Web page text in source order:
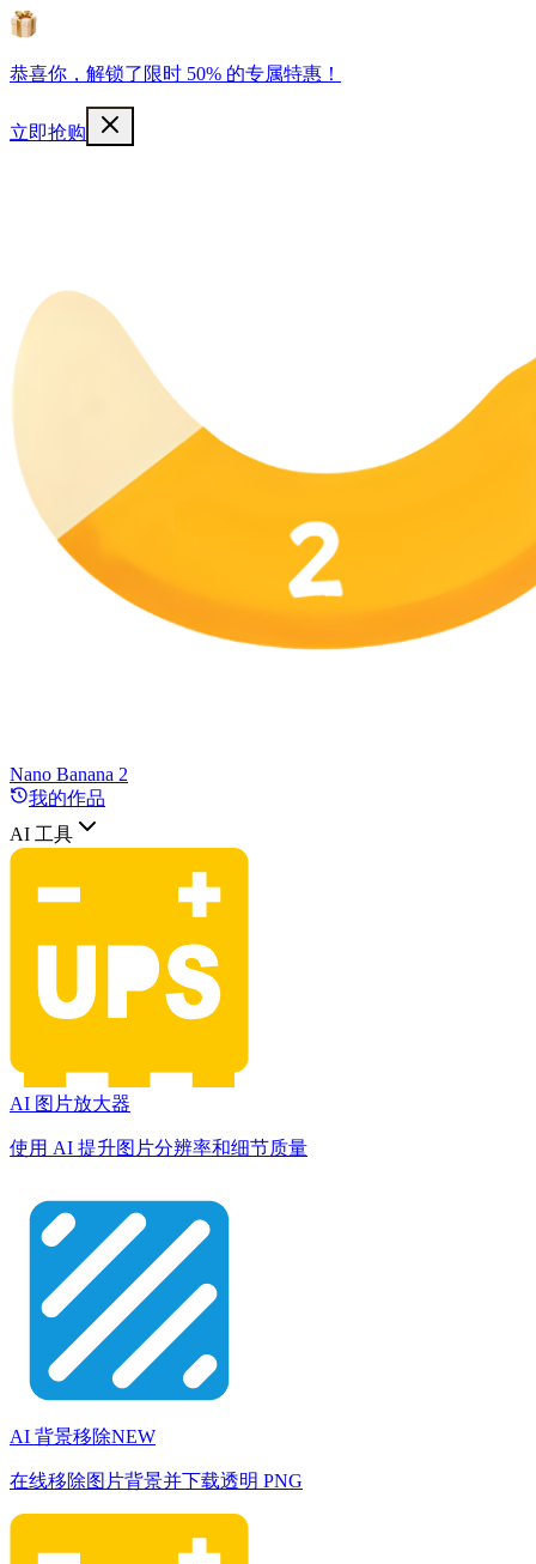
恭喜你，解锁了限时 50% 的专属特惠！
立即抢购
Nano Banana 2
我的作品
AI 工具
AI 图片放大器
使用 AI 提升图片分辨率和细节质量
AI 背景移除NEW
在线移除图片背景并下载透明 PNG